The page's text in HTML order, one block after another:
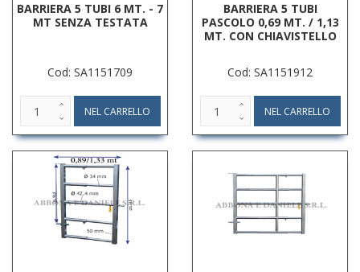
BARRIERA 5 TUBI 6 MT. - 7
MT SENZA TESTATA
Cod: SA1151709
BARRIERA 5 TUBI
PASCOLO 0,69 MT. / 1,13
MT. CON CHIAVISTELLO
Cod: SA1151912